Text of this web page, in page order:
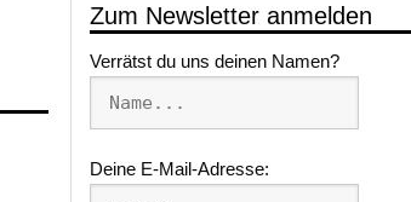
Zum Newsletter anmelden
Verrätst du uns deinen Namen?
Deine E-Mail-Adresse: